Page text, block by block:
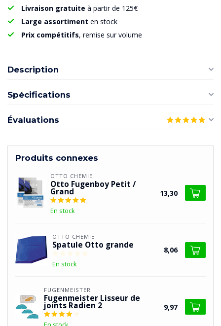
Livraison gratuite à partir de 125€
Large assortiment en stock
Prix compétitifs, remise sur volume
Description
Spécifications
Évaluations
Produits connexes
OTTO CHEMIE
Otto Fugenboy Petit /
Grand
En stock
13,30
OTTO CHEMIE
Spatule Otto grande
En stock
8,06
FUGENMEISTER
Fugenmeister Lisseur de
joints Radien 2 9,97